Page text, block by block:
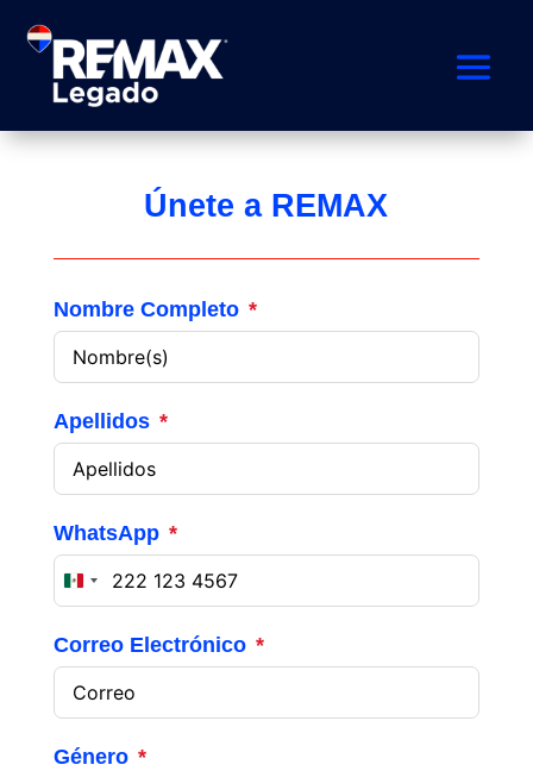
Únete a REMAX
Nombre Completo
Apellidos
WhatsApp
Mexico
Correo Electrónico
Género